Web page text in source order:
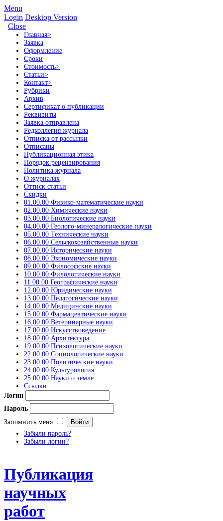
Menu
Login Desktop Version
Close
Главная>
Заявка
Оформление
Сроки
Стоимость>
Статьи>
Контакт>
Рубрики
Архив
Сертификат о публикации
Реквизиты
Заявка отправлена
Редколлегия журнала
Отписка от рассылки
Отписаны
Публикационная этика
Порядок рецензирования
Политика журнала
О журналах
Оттиск статьи
Скидки
01.00.00 Физико-математические науки
02.00.00 Химические науки
03.00.00 Биологические науки
04.00.00 Геолого-минералогические науки
05.00.00 Технические науки
06.00.00 Сельскохозяйственные науки
07.00.00 Исторические науки
08.00.00 Экономические науки
09.00.00 Философские науки
10.00.00 Филологические науки
11.00.00 Географические науки
12.00.00 Юридические науки
13.00.00 Педагогические науки
14.00.00 Медицинские науки
15.00.00 Фармацевтические науки
16.00.00 Ветеринарные науки
17.00.00 Искусствоведение
18.00.00 Архитектура
19.00.00 Психологические науки
22.00.00 Социологические науки
23.00.00 Политические науки
24.00.00 Культурология
25.00.00 Науки о земле
Ссылки
Логин
Пароль
Запомнить меня
Забыли пароль?
Забыли логин?
Публикация
научных
работ